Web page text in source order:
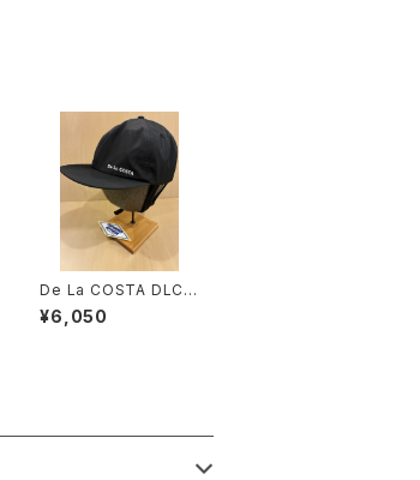
De La COSTA DLC S
napback Surf Cap 2
COLOR
¥6,050